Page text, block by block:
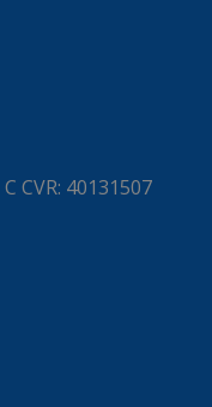
CVR: 40131507